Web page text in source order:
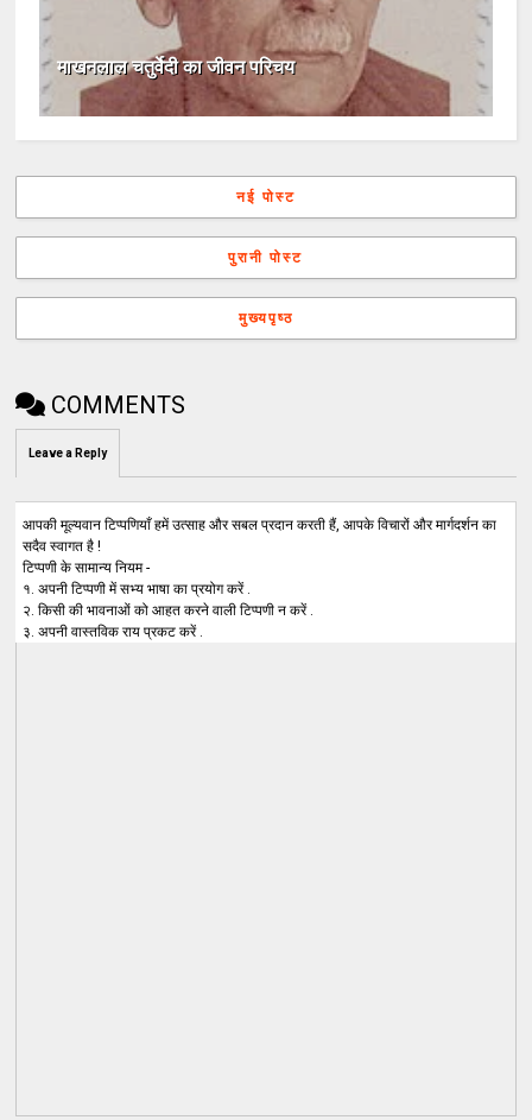
माखनलाल चतुर्वेदी का जीवन परिचय
नई पोस्ट
पुरानी पोस्ट
मुख्यपृष्ठ
COMMENTS
Leave a Reply
आपकी मूल्यवान टिप्पणियाँ हमें उत्साह और सबल प्रदान करती हैं, आपके विचारों और मार्गदर्शन का
सदैव स्वागत है !
टिप्पणी के सामान्य नियम -
१. अपनी टिप्पणी में सभ्य भाषा का प्रयोग करें .
२. किसी की भावनाओं को आहत करने वाली टिप्पणी न करें .
३. अपनी वास्तविक राय प्रकट करें .